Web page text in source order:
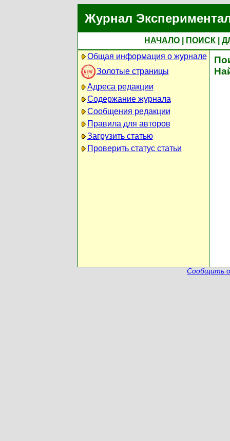
Журнал
НАЧАЛО ПОИСК
Общая информация о журнале
Золотые страницы
Адреса редакции
Содержание журнала
Сообщения редакции
Правила для авторов
Загрузить статью
Проверить статус статьи
Сообщить о